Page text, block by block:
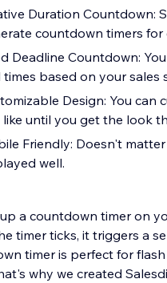
Duration Countdown:
countdown timers
Deadline Countdown:
times based on your sales
Design: You
like until you get the look
Friendly: Doesn't
well.
a countdown timer on
timer ticks, it triggers a
timer is perfect for
why we created